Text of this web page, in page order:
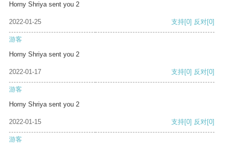
Horny Shriya sent you 2
2022-01-25 支持[0] 反对[0]
游客
Horny Shriya sent you 2
2022-01-17 支持[0] 反对[0]
游客
Horny Shriya sent you 2
2022-01-15 支持[0] 反对[0]
游客